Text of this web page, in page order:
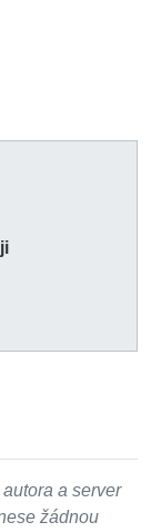
a server
žádnou